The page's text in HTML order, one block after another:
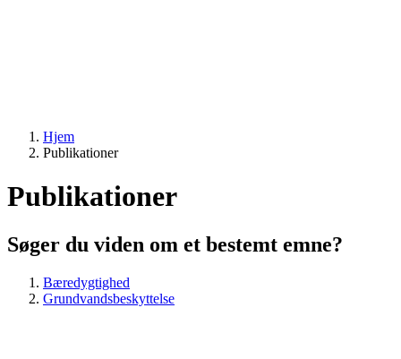
Hjem
Publikationer
Publikationer
Søger du viden om et bestemt emne?
Bæredygtighed
Grundvandsbeskyttelse